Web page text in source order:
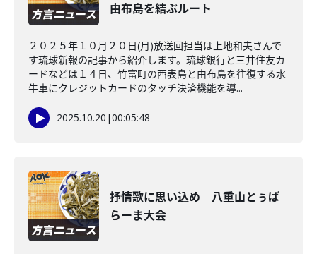
由布島を結ぶルート
２０２５年１０月２０日(月)放送回担当は上地和夫さんで
す琉球新報の記事から紹介します。琉球銀行と三井住友カ
ードなどは１４日、竹富町の西表島と由布島を往復する水
牛車にクレジットカードのタッチ決済機能を導...
2025.10.20 |00:05:48
抒情歌に思い込め 八重山とぅば
らーま大会